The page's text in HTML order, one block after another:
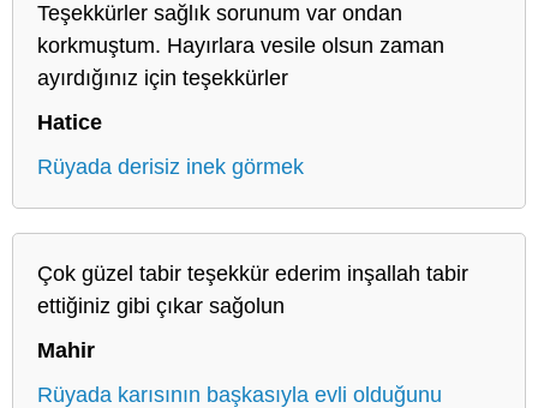
Teşekkürler sağlık sorunum var ondan
korkmuştum. Hayırlara vesile olsun zaman
ayırdığınız için teşekkürler
Hatice
Rüyada derisiz inek görmek
Çok güzel tabir teşekkür ederim inşallah tabir
ettiğiniz gibi çıkar sağolun
Mahir
Rüyada karısının başkasıyla evli olduğunu